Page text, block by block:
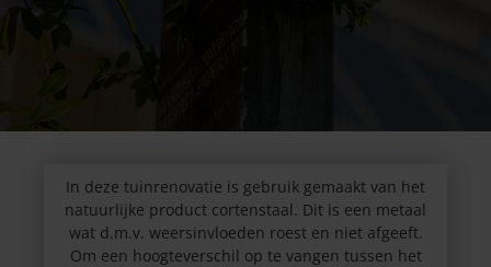
In deze tuinrenovatie is gebruik gemaakt van het
natuurlijke product cortenstaal. Dit is een metaal
wat d.m.v. weersinvloeden roest en niet afgeeft.
Om een hoogteverschil op te vangen tussen het